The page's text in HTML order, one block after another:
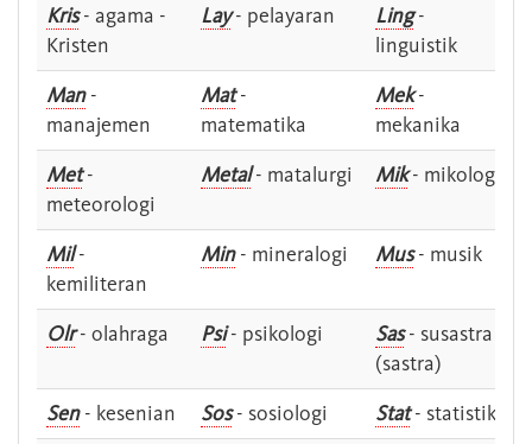
Kris- agama -
Kristen
Lay- pelayaran Ling-
linguistik
Man-
manajemen
Mat-
matematika
Mek-
mekanika
Met-
meteorologi
Metal- matalurgi Mik- mikologi
Mil-
kemiliteran
Min- mineralogi Mus- musik
Olr- olahraga Psi- psikologi Sas- susastra -
(sastra)
Sen- kesenian Sos- sosiologi Stat- statistik